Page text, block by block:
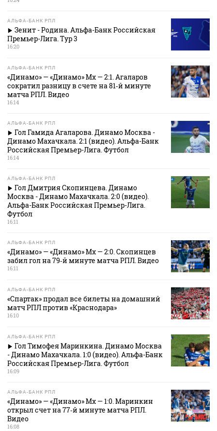
АЛЬФА-БАНК РПЛ
Зенит - Родина. Альфа-Банк Российская
Премьер-Лига. Тур 3
16:20
АЛЬФА-БАНК РПЛ
«Динамо» — «Динамо» Мх — 2:1. Агаларов
сократил разницу в счете на 81‑й минуте
матча РПЛ. Видео
16:14
АЛЬФА-БАНК РПЛ
Гол Гамида Агаларова. Динамо Москва -
Динамо Махачкала. 2:1 (видео). Альфа-Банк
Российская Премьер-Лига. Футбол
16:14
АЛЬФА-БАНК РПЛ
Гол Дмитрия Скопинцева. Динамо
Москва - Динамо Махачкала. 2:0 (видео).
Альфа-Банк Российская Премьер-Лига.
Футбол
16:11
АЛЬФА-БАНК РПЛ
«Динамо» — «Динамо» Мх — 2:0. Скопинцев
забил гол на 79‑й минуте матча РПЛ. Видео
16:11
АЛЬФА-БАНК РПЛ
«Спартак» продал все билеты на домашний
матч РПЛ против «Краснодара»
16:10
АЛЬФА-БАНК РПЛ
Гол Тимофея Маринкина. Динамо Москва
- Динамо Махачкала. 1:0 (видео). Альфа-Банк
Российская Премьер-Лига. Футбол
16:09
АЛЬФА-БАНК РПЛ
«Динамо» — «Динамо» Мх — 1:0. Маринкин
открыл счет на 77‑й минуте матча РПЛ.
Видео
16:08